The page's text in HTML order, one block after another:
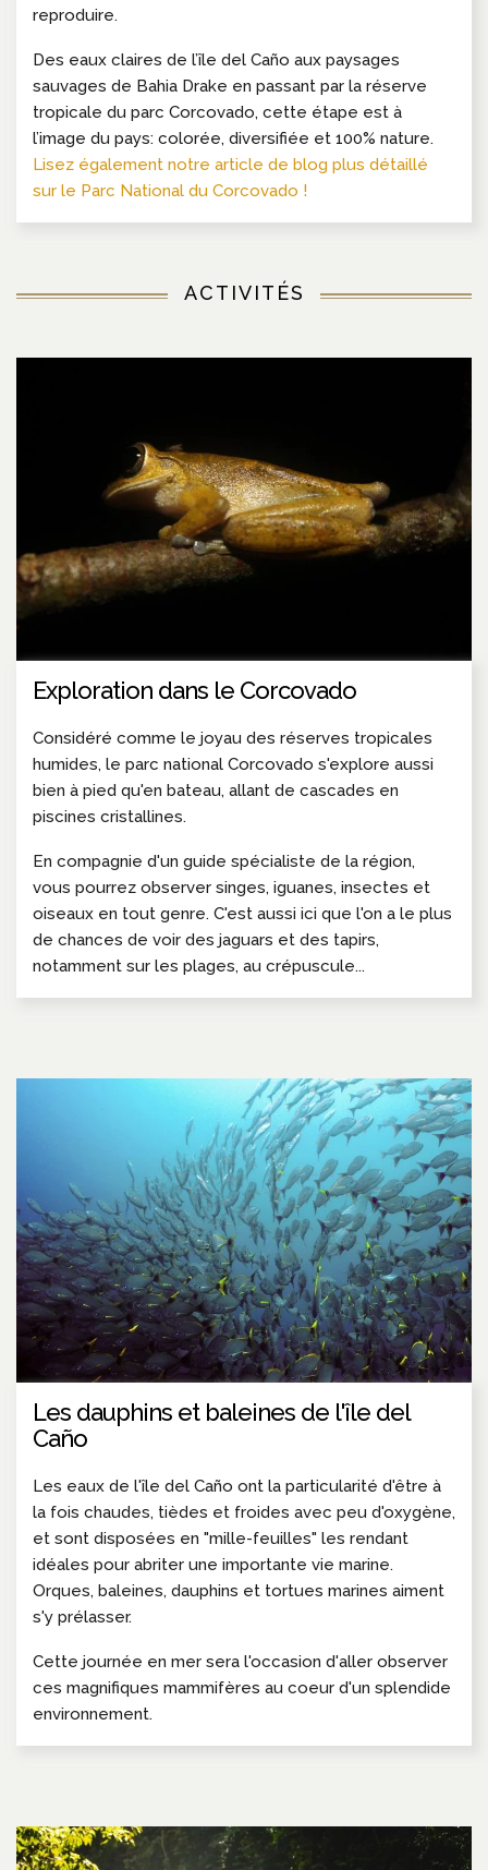
reproduire.
Des eaux claires de l’île del Caño aux paysages
sauvages de Bahia Drake en passant par la réserve
tropicale du parc Corcovado, cette étape est à
l’image du pays: colorée, diversifiée et 100% nature.
Lisez également notre article de blog plus détaillé
sur le Parc National du Corcovado !
ACTIVITÉS
Exploration dans le Corcovado
Considéré comme le joyau des réserves tropicales
humides, le parc national Corcovado s'explore aussi
bien à pied qu'en bateau, allant de cascades en
piscines cristallines.
En compagnie d'un guide spécialiste de la région,
vous pourrez observer singes, iguanes, insectes et
oiseaux en tout genre. C'est aussi ici que l'on a le plus
de chances de voir des jaguars et des tapirs,
notamment sur les plages, au crépuscule...
Les dauphins et baleines de l'île del
Caño
Les eaux de l'île del Caño ont la particularité d'être à
la fois chaudes, tièdes et froides avec peu d'oxygène,
et sont disposées en "mille-feuilles" les rendant
idéales pour abriter une importante vie marine.
Orques, baleines, dauphins et tortues marines aiment
s'y prélasser.
Cette journée en mer sera l'occasion d'aller observer
ces magnifiques mammifères au coeur d'un splendide
environnement.